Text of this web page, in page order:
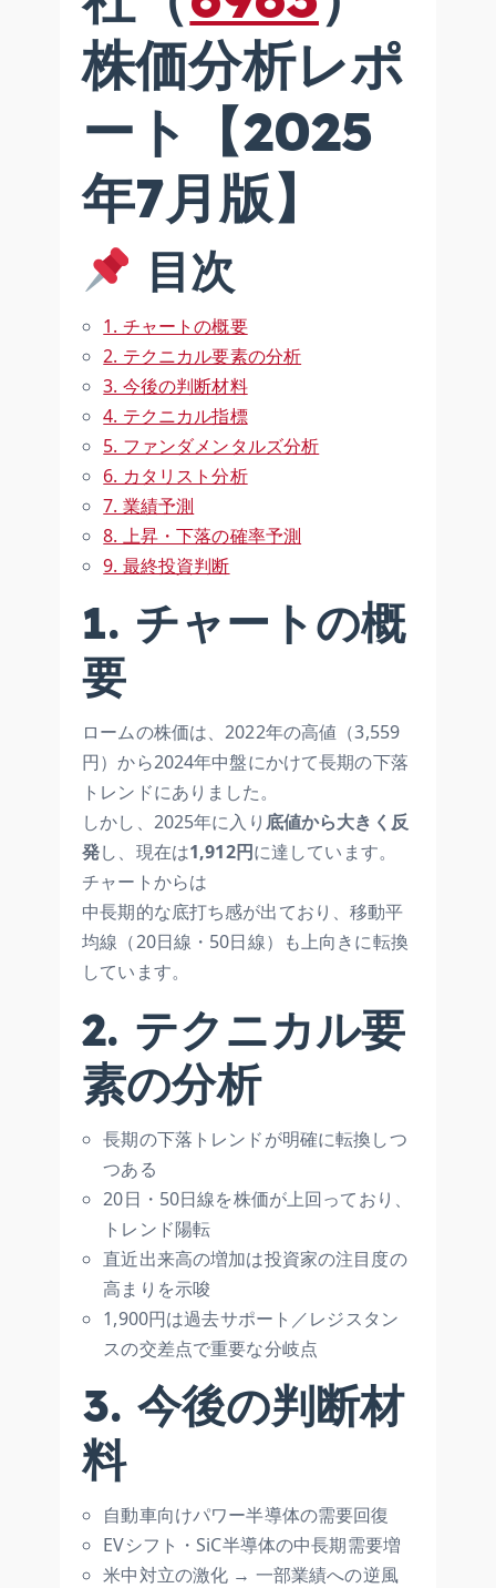
株価分析レポ
ート【2025
年7月版】
目次
1. チャートの概要
2. テクニカル要素の分析
3. 今後の判断材料
4. テクニカル指標
5. ファンダメンタルズ分析
6. カタリスト分析
7. 業績予測
8. 上昇・下落の確率予測
9. 最終投資判断
1. チャートの概
要
ロームの株価は、2022年の高値（3,559
円）から2024年中盤にかけて長期の下落
トレンドにありました。
しかし、2025年に入り 底値から大きく反
発し、現在は1,912円に達しています。
チャートからは
中長期的な底打ち感が出ており、移動平
均線（20日線・50日線）も上向きに転換
しています。
2. テクニカル要
素の分析
長期の下落トレンドが明確に転換しつ
つある
20日・50日線を株価が上回っており、
トレンド陽転
直近出来高の増加は投資家の注目度の
高まりを示唆
1,900円は過去サポート／レジスタン
スの交差点で重要な分岐点
3. 今後の判断材
料
自動車向けパワー半導体の需要回復
EVシフト・SiC半導体の中長期需要増
米中対立の激化 → 一部業績への逆風